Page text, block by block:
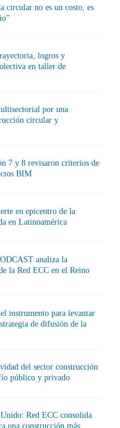
circular no es un costo, es
logros y
en taller de
por una
circular y
7 y 8 revisaron criterios de
BIM
en epicentro de la
en Latinoamérica
analiza la
la Red ECC en el Reino
instrumento para levantar
de difusión de la
del sector construcción
público y privado
Red ECC consolida
una construcción más